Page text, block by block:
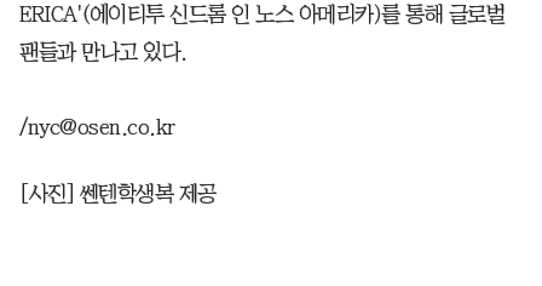
ERICA'(에이티투 신드롬 인 노스 아메리카)를 통해 글로벌
팬들과 만나고 있다.
/nyc@osen.co.kr
[사진] 쎈텐학생복 제공